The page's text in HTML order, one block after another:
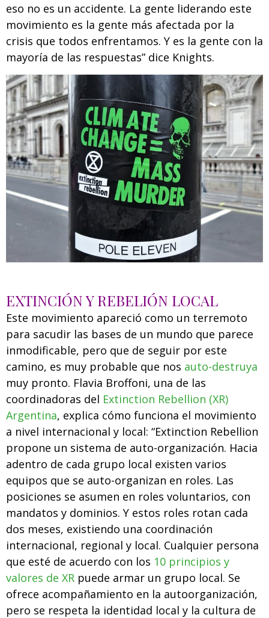
eso no es un accidente. La gente liderando este
movimiento es la gente más afectada por la
crisis que todos enfrentamos. Y es la gente con la
mayoría de las respuestas” dice Knights.
EXTINCIÓN Y REBELIÓN LOCAL
Este movimiento apareció como un terremoto
para sacudir las bases de un mundo que parece
inmodificable, pero que de seguir por este
camino, es muy probable que nos auto-destruya
muy pronto. Flavia Broffoni, una de las
coordinadoras del Extinction Rebellion (XR)
Argentina, explica cómo funciona el movimiento
a nivel internacional y local: “Extinction Rebellion
propone un sistema de auto-organización. Hacia
adentro de cada grupo local existen varios
equipos que se auto-organizan en roles. Las
posiciones se asumen en roles voluntarios, con
mandatos y dominios. Y estos roles rotan cada
dos meses, existiendo una coordinación
internacional, regional y local. Cualquier persona
que esté de acuerdo con los 10 principios y
valores de XR puede armar un grupo local. Se
ofrece acompañamiento en la autoorganización,
pero se respeta la identidad local y la cultura de